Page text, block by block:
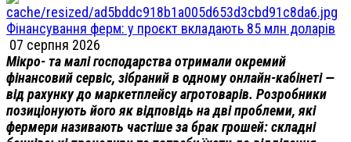
Фінансування ферм: у проєкт вкладають 85 млн доларів
07 серпня 2026
Мікро- та малі господарства отримали окремий
фінансовий сервіс, зібраний в одному онлайн-кабінеті —
від рахунку до маркетплейсу агротоварів. Розробники
позиціонують його як відповідь на дві проблеми, які
фермери називають частіше за брак грошей: складні